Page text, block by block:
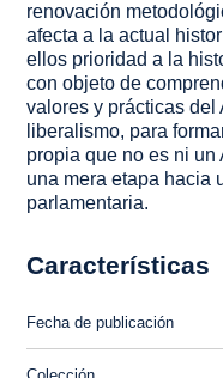
renovación
afecta a la actual
ellos prioridad a la
con objeto de
valores y prácticas del
liberalismo, para
propia que no es ni
una mera etapa hacia
parlamentaria.
Características
Fecha de publicación